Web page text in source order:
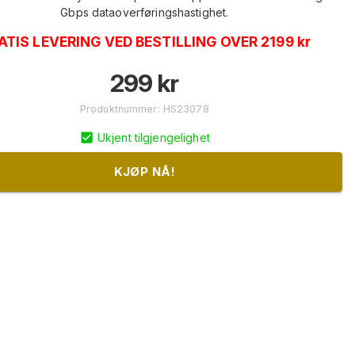
Gbps dataoverføringshastighet.
LEVERING VED BESTILLING OVER 2199 kr
299 kr
Produktnummer: HS23078
Ukjent tilgjengelighet
KJØP NÅ!